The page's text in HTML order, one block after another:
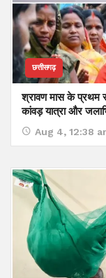
छत्तीसगढ़
श्रावण मास के प्रथम
कांवड़ यात्रा और
Aug 4, 12:38